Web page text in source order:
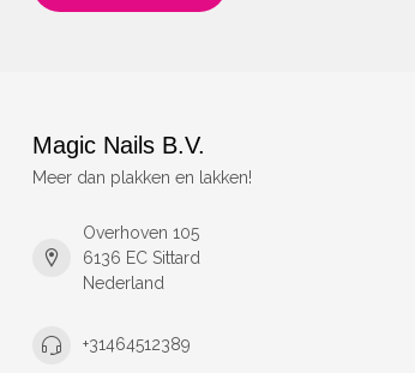
Magic Nails B.V.
Meer dan plakken en lakken!
Overhoven 105
6136 EC Sittard
Nederland
+31464512389